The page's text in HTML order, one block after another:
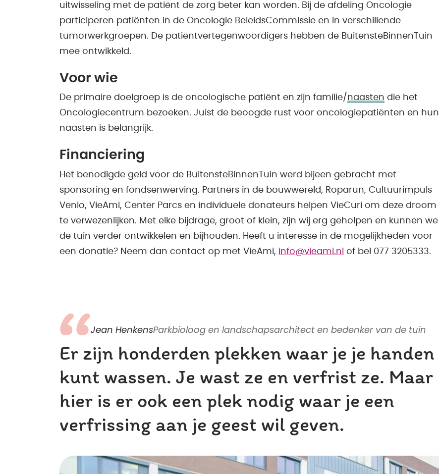
uitwisseling met de patiënt de zorg beter kan worden. Bij de afdeling Oncologie
participeren patiënten in de Oncologie BeleidsCommissie en in verschillende
tumorwerkgroepen. De patiëntvertegenwoordigers hebben de BuitensteBinnenTuin
mee ontwikkeld.
Voor wie
De primaire doelgroep is de oncologische patiënt en zijn familie/naasten die het
Oncologiecentrum bezoeken. Juist de beoogde rust voor oncologiepatiënten en hun
naasten is belangrijk.
Financiering
Het benodigde geld voor de BuitensteBinnenTuin werd bijeen gebracht met
sponsoring en fondsenwerving. Partners in de bouwwereld, Roparun, Cultuurimpuls
Venlo, VieAmi, Center Parcs en individuele donateurs helpen VieCuri om deze droom
te verwezenlijken. Met elke bijdrage, groot of klein, zijn wij erg geholpen en kunnen we
de tuin verder ontwikkelen en bijhouden. Heeft u interesse in de mogelijkheden voor
een donatie? Neem dan contact op met VieAmi, info@vieami.nl of bel 077 3205333.
Jean HenkensParkbioloog en landschapsarchitect en bedenker van de tuin
Er zijn honderden plekken waar je je handen
kunt wassen. Je wast ze en verfrist ze. Maar
hier is er ook een plek nodig waar je een
verfrissing aan je geest wil geven.